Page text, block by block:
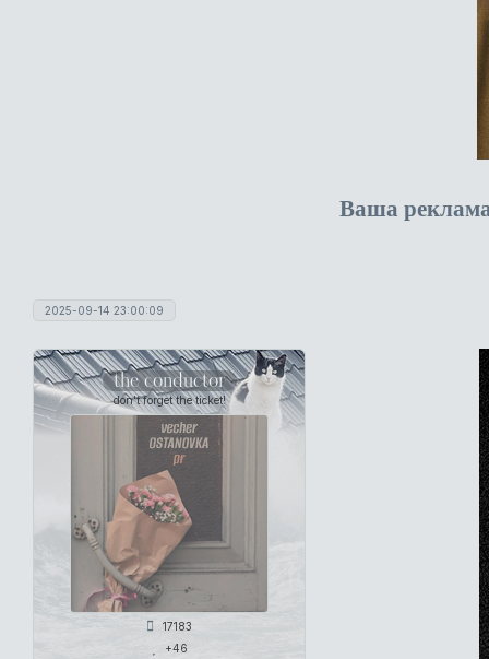
Ваша
2025-09-14 23:00:09
the conductor
don't forget the ticket!
17183
+46